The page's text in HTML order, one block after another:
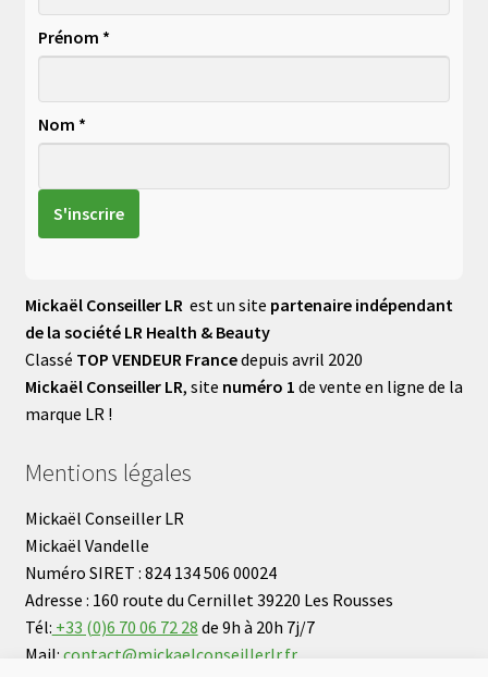
Prénom *
Nom *
Mickaël Conseiller LRest un site partenaire indépendant
de la société LR Health & Beauty
Classé TOP VENDEUR Francedepuis avril 2020
Mickaël Conseiller LR, site numéro 1 de vente en ligne de la
marque LR !
Mentions légales
Mickaël Conseiller LR
Mickaël Vandelle
Numéro SIRET : 824 134 506 00024
Adresse : 160 route du Cernillet 39220 Les Rousses
Tél: +33 (0)6 70 06 72 28 de 9h à 20h 7j/7
Mail: contact@mickaelconseillerlr.fr